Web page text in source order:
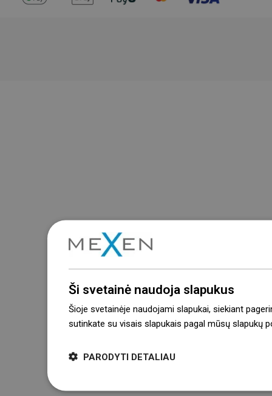
Ši svetainė naudoja slapukus
Šioje svetainėje naudojami slapukai, siekiant
sutinkate su visais slapukais pagal mūsų slapukų
PARODYTI DETALIAU